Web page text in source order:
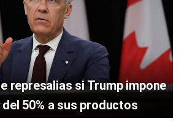
represalias si Trump impone
50% a sus productos